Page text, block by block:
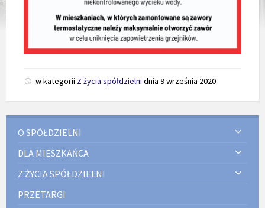
w kategorii Z życia spółdzielni dnia 9 września 2020
O SPÓŁDZIELNI
DLA MIESZKAŃCA
Z ŻYCIA SPÓŁDZIELNI
PRZETARGI